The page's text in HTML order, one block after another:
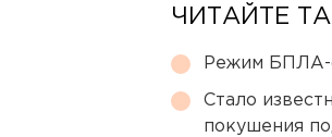
ЧИТАЙТЕ
Режим БПЛА-
Стало
покушения